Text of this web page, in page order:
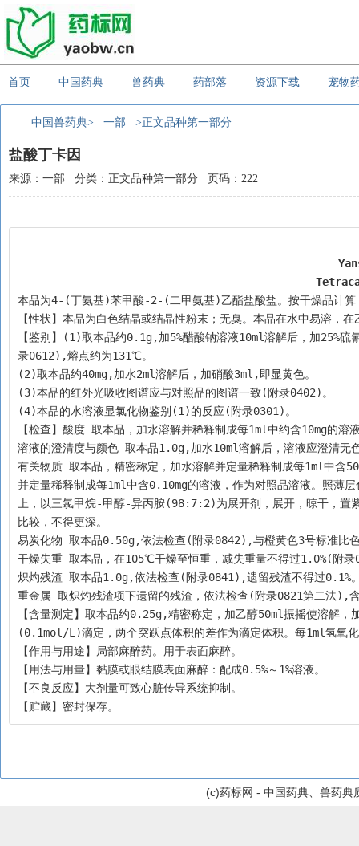
首页 中国药典 兽药典 药部落 资源下载 宠物
中国兽药典> 一部 >正文品种第一部分
盐酸丁卡因
来源：一部 分类：正文品种第一部分 页码：222
本品为4-(丁氨基)苯甲酸-2-(二甲氨基)乙酯盐酸盐。按干燥品计算
【性状】本品为白色结晶或结晶性粉末；无臭。本品在水中易溶
【鉴别】(1)取本品约0.1g,加5%醋酸钠溶液10ml溶解后，加25%
录0612),熔点约为131℃。
(2)取本品约40mg,加水2ml溶解后，加硝酸3ml,即显黄色。
(3)本品的红外光吸收图谱应与对照品的图谱一致(附录0402)。
(4)本品的水溶液显氯化物鉴别(1)的反应(附录0301)。
【检查】酸度 取本品，加水溶解并稀释制成每1ml中约含10mg的
溶液的澄清度与颜色 取本品1.0g,加水10ml溶解后，溶液应澄清无
有关物质 取本品，精密称定，加水溶解并定量稀释制成每1ml中含
并定量稀释制成每1ml中含0.10mg的溶液，作为对照品溶液。照薄
上，以三氯甲烷-甲醇-异丙胺(98:7:2)为展开剂，展开，晾干，置
比较，不得更深。
易炭化物 取本品0.50g,依法检查(附录0842),与橙黄色3号标准比
干燥失重 取本品，在105℃干燥至恒重，减失重量不得过1.0%(附
炽灼残渣 取本品1.0g,依法检查(附录0841),遗留残渣不得过0.1%
重金属 取炽灼残渣项下遗留的残渣，依法检查(附录0821第二法),
【含量测定】取本品约0.25g,精密称定，加乙醇50ml振摇使溶解
(0.1mol/L)滴定，两个突跃点体积的差作为滴定体积。每1ml氢氧
【作用与用途】局部麻醉药。用于表面麻醉。
【用法与用量】黏膜或眼结膜表面麻醉：配成0.5%～1%溶液。
【不良反应】大剂量可致心脏传导系统抑制。
【贮藏】密封保存。
(c)药标网 - 中国药典、兽药典